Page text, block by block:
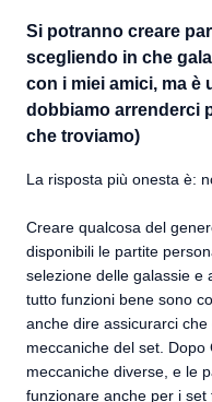
Si potranno creare
scegliendo in che
con i miei amici, ma è
dobbiamo arrenderci
che troviamo)
La risposta più onesta è:
Creare qualcosa del
disponibili le partite
selezione delle galassie e
tutto funzioni bene sono
anche dire assicurarci
meccaniche del set.
meccaniche diverse, e le
funzionare anche per i set